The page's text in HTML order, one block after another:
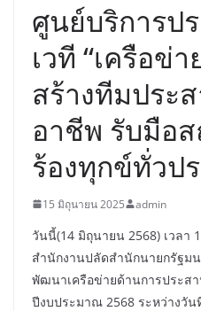
ศูนย์บริการป
เวที “เครือข่
สร้างทีมประ
อาชีพ รับมือ
ร้องทุกข์ทั่วป
15 มิถุนายน 2025 admin
วันนี้(14 มิถุนายน 2568) เวลา
สำนักงานปลัดสำนักนายกรัฐมน
พัฒนาเครือข่ายด้านการประส
ปีงบประมาณ 2568 ระหว่างวั